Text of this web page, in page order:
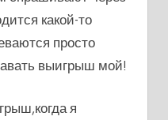
какой-то
просто
выигрыш мой!
я